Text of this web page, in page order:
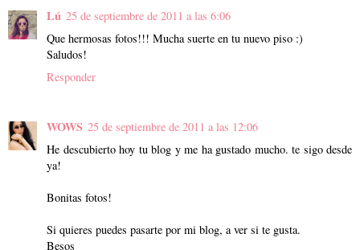
Lú 25 de septiembre de 2011 a las 6:06
Que hermosas fotos!!! Mucha suerte en tu nuevo piso :)
Saludos!
Responder
WOWS 25 de septiembre de 2011 a las 12:06
He descubierto hoy tu blog y me ha gustado mucho. te sigo desde
ya!
Bonitas fotos!
Si quieres puedes pasarte por mi blog, a ver si te gusta.
Besos